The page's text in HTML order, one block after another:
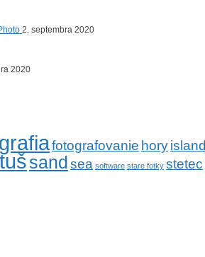
2. septembra 2020
2020
fotografovanie horyisland
sand sea software stare fotky stetec